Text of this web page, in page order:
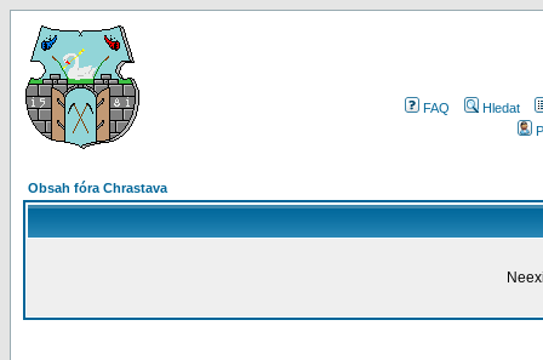
FAQ
Hledat
Obsah fóra Chrastava